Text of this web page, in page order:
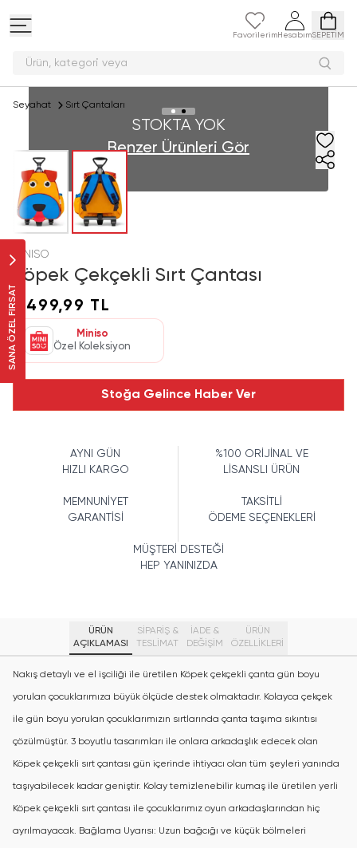
Favorilerim HesabımSEPETİM
Ürün, kategori v
SANA ÖZEL FIRSAT
Seyahat Sırt Çantaları
STOKTA YOK
Benzer Ürünleri Gör
MINISO
Köpek Çekçekli Sırt Çantası
1.499,99 TL
Miniso
Özel Koleksiyon
Stoğa Gelince Haber Ver
AYNI GÜN
HIZLI KARGO
%100 ORİJİNAL VE
LİSANSLI ÜRÜN
MEMNUNİYET
GARANTİSİ
TAKSİTLİ
ÖDEME SEÇENEKLERİ
MÜŞTERİ DESTEĞİ
HEP YANINIZDA
ÜRÜN
AÇIKLAMASI
SİPARİŞ &
TESLİMAT
İADE &
DEĞİŞİM
ÜRÜN
ÖZELLIKLERI
Nakış detaylı ve el işciliği ile üretilen Köpek çekçekli çanta gün boyu
yorulan çocuklarımıza büyük ölçüde destek olmaktadır. Kolayca çekçek
ile gün boyu yorulan çocuklarımızın sırtlarında çanta taşıma sıkıntısı
çözülmüştür. 3 boyutlu tasarımları ile onlara arkadaşlık edecek olan
Köpek çekçekli sırt çantası gün içerinde ihtiyacı olan tüm şeyleri yanında
taşıyabilecek kadar geniştir. Kolay temizlenebilir kumaş ile üretilen yerli
Köpek çekçekli sırt çantası ile çocuklarımız oyun arkadaşlarından hiç
ayrılmayacak. Bağlama Uyarısı: Uzun bağcığı ve küçük bölmeleri